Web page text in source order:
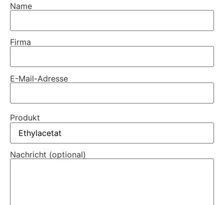
Name
Firma
E-Mail-Adresse
Produkt
Nachricht (optional)